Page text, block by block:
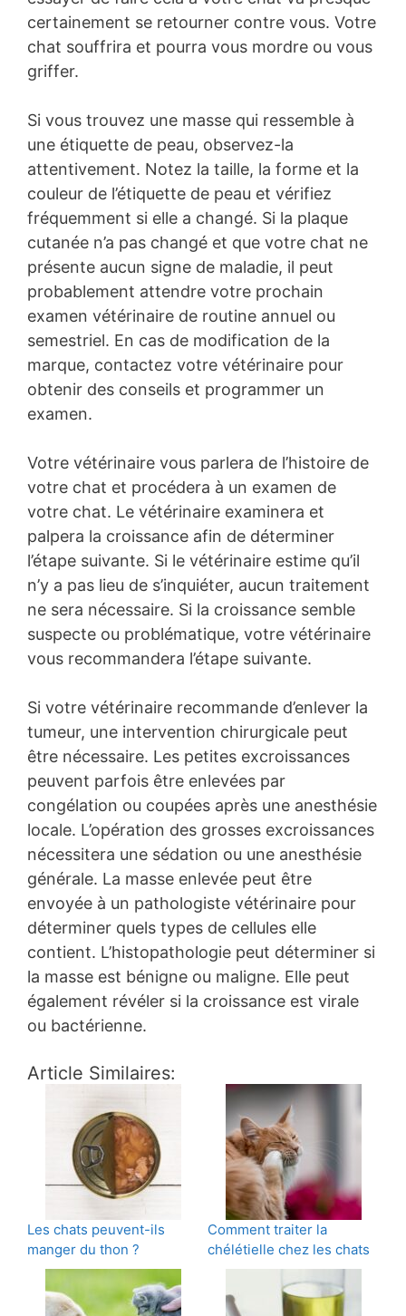
certainement se retourner contre vous. Votre
chat souffrira et pourra vous mordre ou vous
griffer.
Si vous trouvez une masse qui ressemble à
une étiquette de peau, observez-la
attentivement. Notez la taille, la forme et la
couleur de l’étiquette de peau et vérifiez
fréquemment si elle a changé. Si la plaque
cutanée n’a pas changé et que votre chat ne
présente aucun signe de maladie, il peut
probablement attendre votre prochain
examen vétérinaire de routine annuel ou
semestriel. En cas de modification de la
marque, contactez votre vétérinaire pour
obtenir des conseils et programmer un
examen.
Votre vétérinaire vous parlera de l’histoire de
votre chat et procédera à un examen de
votre chat. Le vétérinaire examinera et
palpera la croissance afin de déterminer
l’étape suivante. Si le vétérinaire estime qu’il
n’y a pas lieu de s’inquiéter, aucun traitement
ne sera nécessaire. Si la croissance semble
suspecte ou problématique, votre vétérinaire
vous recommandera l’étape suivante.
Si votre vétérinaire recommande d’enlever la
tumeur, une intervention chirurgicale peut
être nécessaire. Les petites excroissances
peuvent parfois être enlevées par
congélation ou coupées après une anesthésie
locale. L’opération des grosses excroissances
nécessitera une sédation ou une anesthésie
générale. La masse enlevée peut être
envoyée à un pathologiste vétérinaire pour
déterminer quels types de cellules elle
contient. L’histopathologie peut déterminer si
la masse est bénigne ou maligne. Elle peut
également révéler si la croissance est virale
ou bactérienne.
Article Similaires:
Les chats peuvent-ils
manger du thon ?
Comment traiter la
chélétielle chez les chats